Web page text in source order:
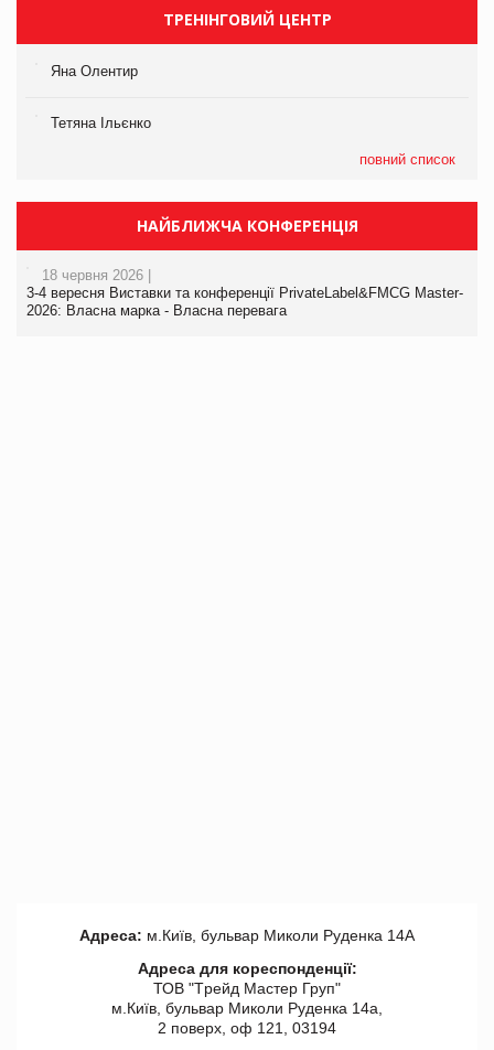
ТРЕНІНГОВИЙ ЦЕНТР
Яна Олентир
Тетяна Ільєнко
повний список
НАЙБЛИЖЧА КОНФЕРЕНЦІЯ
18 червня 2026 |
3-4 вересня Виставки та конференції PrivateLabel&FMCG Master-
2026: Власна марка - Власна перевага
Адреса: м.Київ, бульвар Миколи Руденка 14А
Адреса для кореспонденції:
ТОВ "Tрейд Мастер Груп"
м.Київ, бульвар Миколи Руденка 14а,
2 поверх, оф 121, 03194